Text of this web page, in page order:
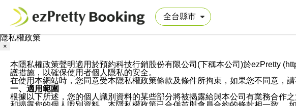
隱私權政策
×
本隱私權政策聲明適用於預約科技行銷股份有限公司(下稱本公司)於ezPretty
護措施，以確保使用者個人隱私的安全。
在使用本網站時，您同意受本隱私權政策條款及條件所拘束，如果您不同意，
一、適用範圍
根據以下所述，您的個人識別資料的某些部分將被揭露給與本公司有業務合作